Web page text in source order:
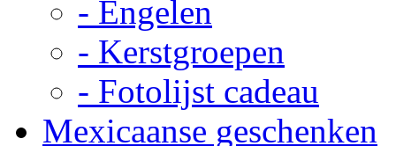
- Engelen
- Kerstgroepen
- Fotolijst cadeau
Mexicaanse geschenken